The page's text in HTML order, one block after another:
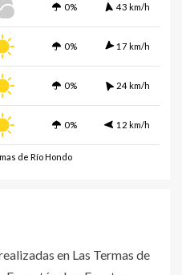
0% 43 km/h
0% 17 km/h
0% 24 km/h
0% 12 km/h
de Río Hondo
en Las Termas de